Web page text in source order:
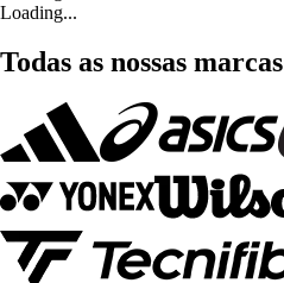
Loading...
Todas as nossas marcas